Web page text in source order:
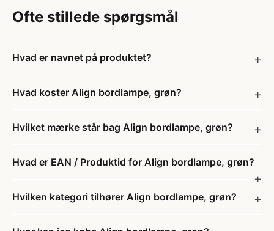
Ofte stillede spørgsmål
Hvad er navnet på produktet?
Hvad koster Align bordlampe, grøn?
Hvilket mærke står bag Align bordlampe, grøn?
Hvad er EAN / Produktid for Align bordlampe, grøn?
Hvilken kategori tilhører Align bordlampe, grøn?